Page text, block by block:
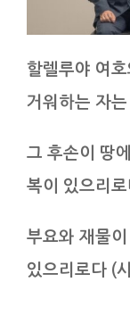
할렐루야 여
거워하는 자
그 후손이 땅
복이 있으리
부요와 재물
있으리로다 (